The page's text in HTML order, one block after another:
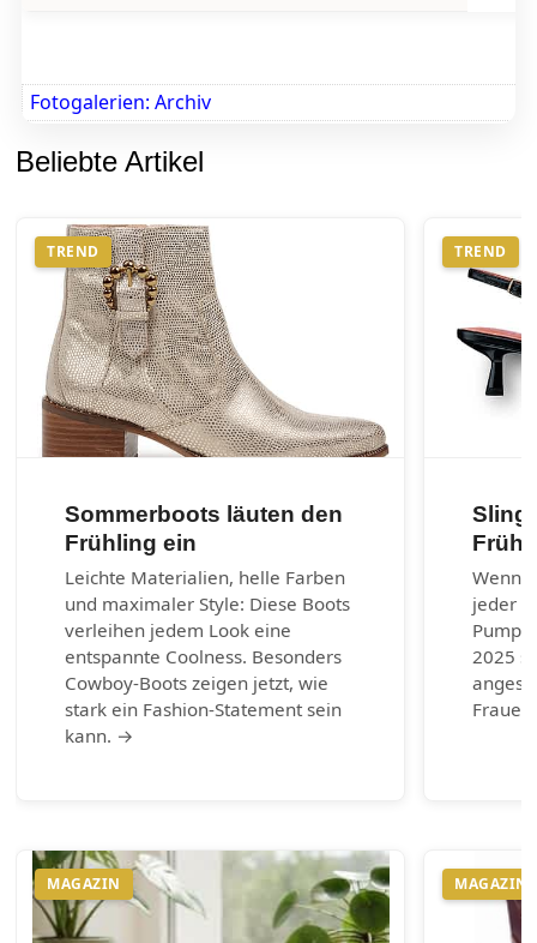
Fotogalerien: Archiv
Beliebte Artikel
TREND
Sommerboots läuten den
Frühling ein
Leichte Materialien, helle Farben
und maximaler Style: Diese Boots
verleihen jedem Look eine
entspannte Coolness. Besonders
Cowboy-Boots zeigen jetzt, wie
stark ein Fashion-Statement sein
kann. →
TREND
Wenn
jeder
2025
MAGAZIN MAGAZIN